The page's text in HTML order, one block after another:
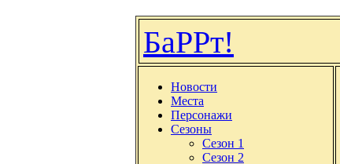
БаРРт!
Новости
Места
Персонажи
Сезоны
Сезон 1
Сезон 2